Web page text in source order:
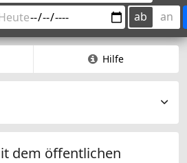
ab an
Hilfe
dem öffentlichen